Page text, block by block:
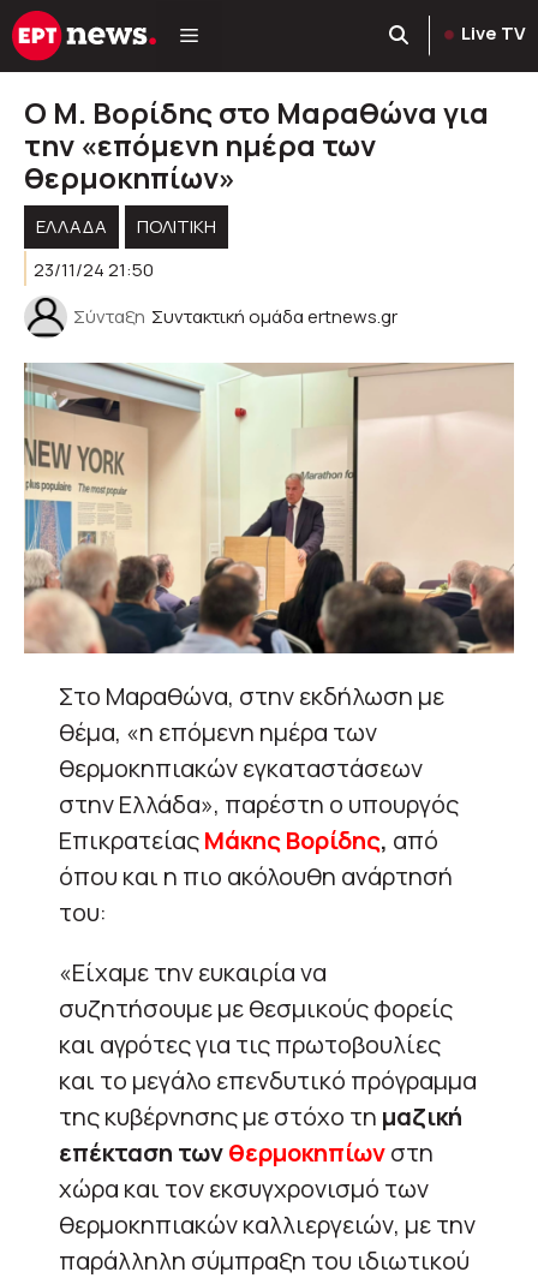
Μετάβαση
σε
Live TV
Ο Μ. Βορίδης στο Μαραθώνα για
την «επόμενη ημέρα των
θερμοκηπίων»
ΕΛΛΑΔΑ
ΠΟΛΙΤΙΚΉ
23/11/24 21:50
Σύνταξη Συντακτική ομάδα ertnews.gr
Στο Μαραθώνα, στην εκδήλωση με
θέμα, «η επόμενη ημέρα των
θερμοκηπιακών εγκαταστάσεων
στην Ελλάδα», παρέστη ο υπουργός
ΕπικρατείαςΜάκης Βορίδης, από
όπου και η πιο ακόλουθη ανάρτησή
του:
«Είχαμε την ευκαιρία να
συζητήσουμε με θεσμικούς φορείς
και αγρότες για τις πρωτοβουλίες
και το μεγάλο επενδυτικό πρόγραμμα
της κυβέρνησης με στόχο τη μαζική
επέκταση τωνθερμοκηπίωνστη
χώρα και τον εκσυγχρονισμό των
θερμοκηπιακών καλλιεργειών, με την
παράλληλη σύμπραξη του ιδιωτικού